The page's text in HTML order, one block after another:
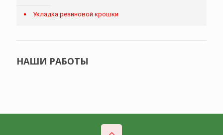
Укладка резиновой крошки
НАШИ РАБОТЫ